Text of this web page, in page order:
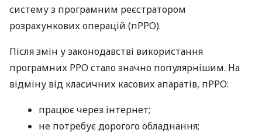
систему з програмним реєстратором
розрахункових операцій (пРРО).
Після змін у законодавстві використання
програмних РРО стало значно популярнішим. На
відміну від класичних касових апаратів, пРРО:
працює через інтернет;
не потребує дорогого обладнання;